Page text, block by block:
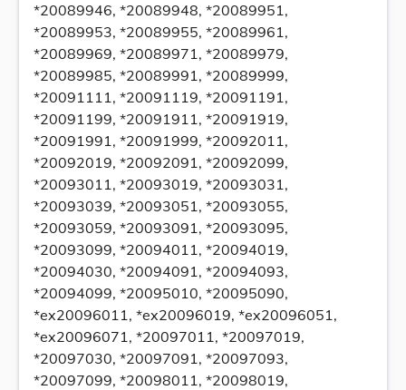
*20089946, *20089948, *20089951,
*20089953, *20089955, *20089961,
*20089969, *20089971, *20089979,
*20089985, *20089991, *20089999,
*20091111, *20091119, *20091191,
*20091199, *20091911, *20091919,
*20091991, *20091999, *20092011,
*20092019, *20092091, *20092099,
*20093011, *20093019, *20093031,
*20093039, *20093051, *20093055,
*20093059, *20093091, *20093095,
*20093099, *20094011, *20094019,
*20094030, *20094091, *20094093,
*20094099, *20095010, *20095090,
*ex20096011, *ex20096019, *ex20096051,
*ex20096071, *20097011, *20097019,
*20097030, *20097091, *20097093,
*20097099, *20098011, *20098019,